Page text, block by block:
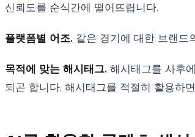
신뢰도를 순식간에 떨어뜨립니다.
플랫폼별 어조. 같은 경기에 대한 브랜드
목적에 맞는 해시태그. 해시태그를 사후
되곤 합니다. 해시태그를 적절히 활용하